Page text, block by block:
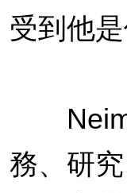
受到他
務、研